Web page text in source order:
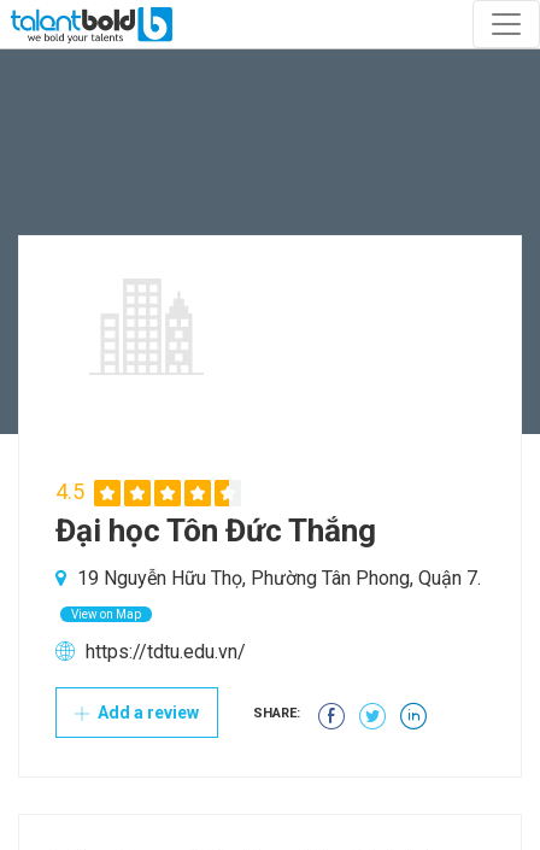
4.5
Đại học Tôn Đức Thắng
19 Nguyễn Hữu Thọ, Phường Tân Phong, Quận 7.
View on Map
https://tdtu.edu.vn/
Add a review SHARE: